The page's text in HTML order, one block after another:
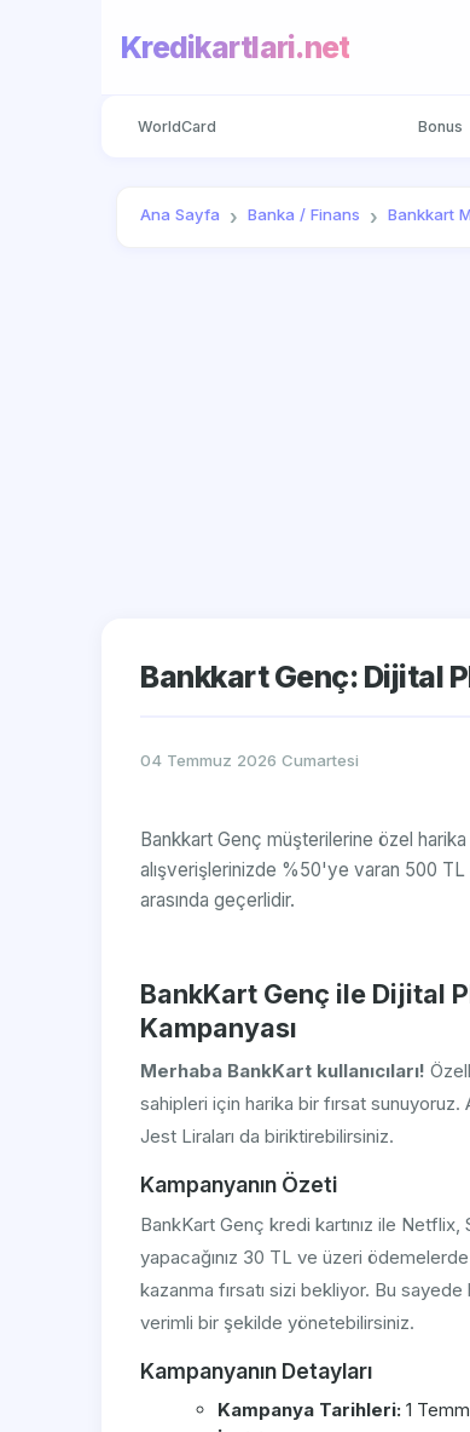
Kredikartlari.net
WorldCard Bonus
Ana Sayfa Banka / Finans Bankkart
Bankkart Genç: Dijital
04 Temmuz 2026 Cumartesi
Bankkart Genç müşterilerine özel
alışverişlerinizde %50'ye varan 500 TL
arasında geçerlidir.
BankKart Genç ile Dijital
Kampanyası
Merhaba BankKart kullanıcıları!
sahipleri için harika bir fırsat sunuyoruz.
Jest Liraları da biriktirebilirsiniz.
Kampanyanın Özeti
BankKart Genç kredi kartınız ile
yapacağınız 30 TL ve üzeri
kazanma fırsatı sizi bekliyor. Bu
verimli bir şekilde yönetebilirsiniz.
Kampanyanın Detayları
Kampanya Tarihleri: 1